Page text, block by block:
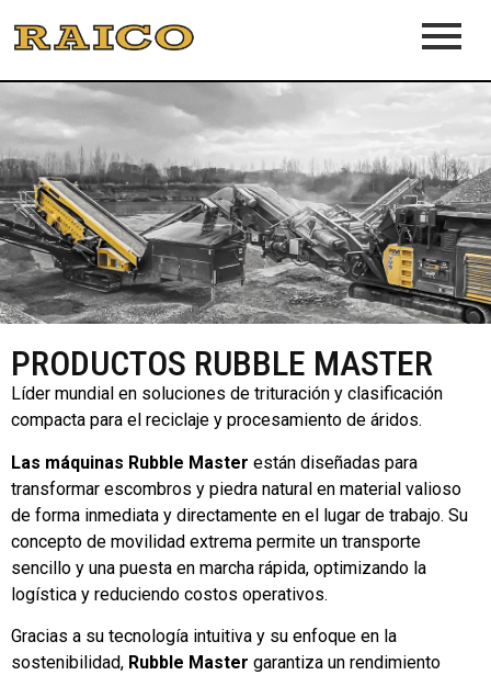
PRODUCTOS RUBBLE MASTER
Líder mundial en soluciones de trituración y clasificación
compacta para el reciclaje y procesamiento de áridos.
Las máquinas Rubble Master están diseñadas para
transformar escombros y piedra natural en material valioso
de forma inmediata y directamente en el lugar de trabajo. Su
concepto de movilidad extrema permite un transporte
sencillo y una puesta en marcha rápida, optimizando la
logística y reduciendo costos operativos.
Gracias a su tecnología intuitiva y su enfoque en la
sostenibilidad, Rubble Master garantiza un rendimiento